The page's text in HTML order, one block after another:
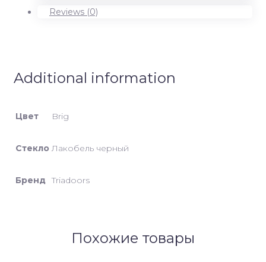
quantity
Reviews (0)
Additional information
Цвет Brig
Стекло Лакобель черный
Бренд Triadoors
Похожие товары